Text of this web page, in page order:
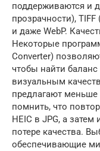
поддерживаются и
прозрачности),
и даже WebP.
Некоторые
Converter)
чтобы найти
визуальным
предлагают
помнить, что
HEIC в JPG, а
потере качества.
обеспечивающие